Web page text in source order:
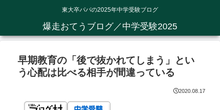
東大卒パパの2025年中学受験ブログ
爆走おてうブログ／中学受験2025
早期教育の「後で抜かれてしまう」とい
う心配は比べる相手が間違っている
2020.08.17